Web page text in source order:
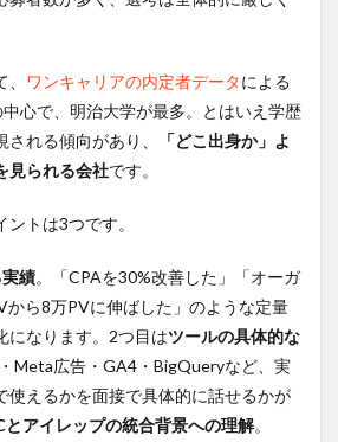
ワンキャリアの内定者データによる
心で、明治大学が最多。とはいえ学歴
れる傾向があり、
「どこ出身か」よ
見られる会社です。
トは3つです。
績。「CPAを30%改善した」「オーガ
から8万PVに伸ばした」のような定量
になります。2つ目はツールの具体的な
Meta広告・GA4・BigQueryなど、実
使えるかを面接で具体的に話せるかが
とアイレップの統合背景への理解。